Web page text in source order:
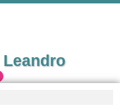
Leandro